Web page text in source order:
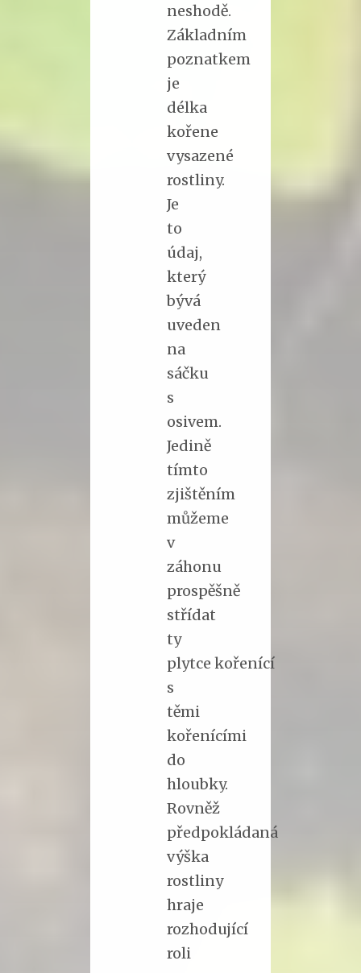
neshodě.
Základním
poznatkem
je
délka
kořene
vysazené
rostliny.
Je
to
údaj,
který
bývá
uveden
na
sáčku
s
osivem.
Jedině
tímto
zjištěním
můžeme
v
záhonu
prospěšně
střídat
ty
plytce kořenící
s
těmi
kořenícími
do
hloubky.
Rovněž
předpokládaná
výška
rostliny
hraje
rozhodující
roli